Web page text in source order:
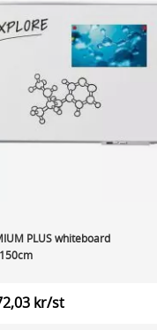
PLUS whiteboard
kr/st